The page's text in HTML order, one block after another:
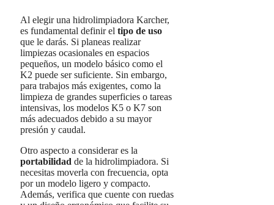
Al elegir una hidrolimpiadora Karcher,
es fundamental definir el tipo de uso
que le darás. Si planeas realizar
limpiezas ocasionales en espacios
pequeños, un modelo básico como el
K2 puede ser suficiente. Sin embargo,
para trabajos más exigentes, como la
limpieza de grandes superficies o tareas
intensivas, los modelos K5 o K7 son
más adecuados debido a su mayor
presión y caudal.
Otro aspecto a considerar es la
portabilidad de la hidrolimpiadora. Si
necesitas moverla con frecuencia, opta
por un modelo ligero y compacto.
Además, verifica que cuente con ruedas